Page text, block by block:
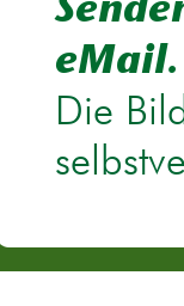
eMail.
Die